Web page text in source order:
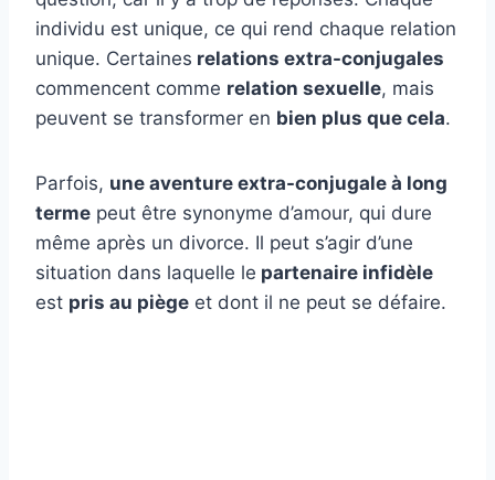
individu est unique, ce qui rend chaque relation
unique. Certaines relations extra-conjugales
commencent comme relation sexuelle, mais
peuvent se transformer en bien plus que cela.
Parfois, une aventure extra-conjugale à long
terme peut être synonyme d’amour, qui dure
même après un divorce. Il peut s’agir d’une
situation dans laquelle le partenaire infidèle
est pris au piège et dont il ne peut se défaire.